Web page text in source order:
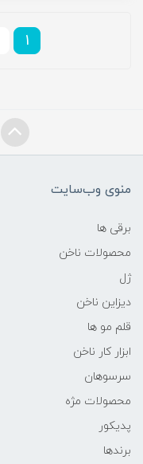
1
منوی وب‌سایت
برقی ها
محصولات ناخن
ژل
دیزاین ناخن
قلم مو ها
ابزار کار ناخن
سرسوهان
محصولات مژه
پدیکور
برندها